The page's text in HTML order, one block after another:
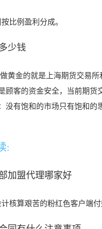
比例盈利分成。
少钱
黄金的就是上海期货交易
顾客的资金安全，当前期货
没有饱和的市场只有饱和
:
加盟代理哪家好
计核算艰苦的粉红色客户端